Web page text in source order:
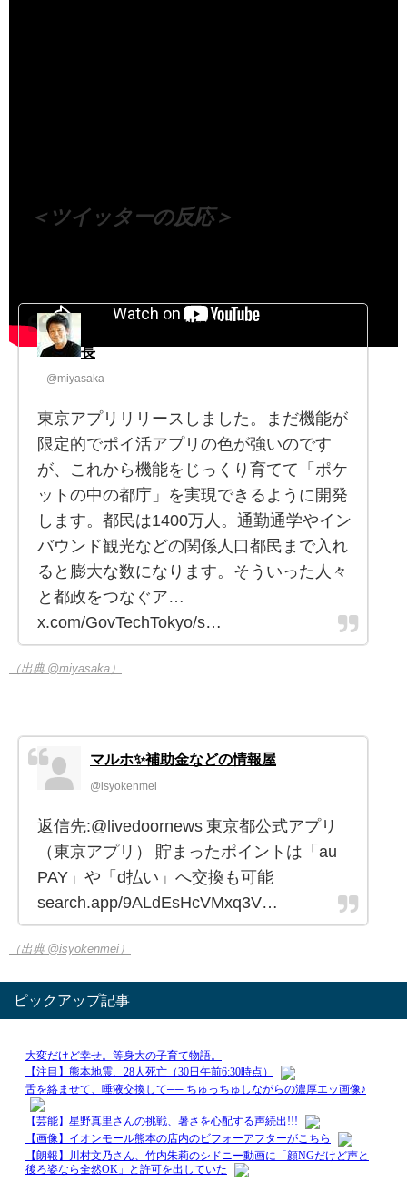
＜ツイッターの反応＞
宮坂@東京都副知事＆GovTech東京理事
長
@miyasaka
東京アプリリリースしました。まだ機能が
限定的でポイ活アプリの色が強いのです
が、これから機能をじっくり育てて「ポケ
ットの中の都庁」を実現できるように開発
します。都民は1400万人。通勤通学やイン
バウンド観光などの関係人口都民まで入れ
ると膨大な数になります。そういった人々
と都政をつなぐア…
x.com/GovTechTokyo/s…
（出典 @miyasaka）
マルホ✨️補助金などの情報屋
@isyokenmei
返信先:@livedoornews 東京都公式アプリ
（東京アプリ） 貯まったポイントは「au
PAY」や「d払い」へ交換も可能
search.app/9ALdEsHcVMxq3V…
（出典 @isyokenmei）
ピックアップ記事